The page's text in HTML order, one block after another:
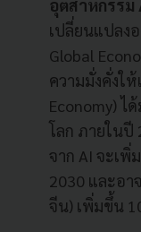
อุตสาหกรรม
เปลี่ยนแปลง
Global
ความมั่งคั่งใ
Economy) ไ
โลก ภายในปี
จาก AI จะเพิ่
2030 และอา
จีน) เพิ่มขึ้น